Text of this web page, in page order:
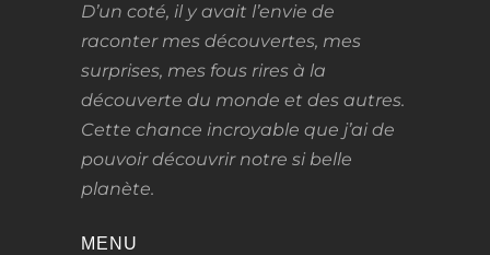
D’un coté, il y avait l’envie de
raconter mes découvertes, mes
surprises, mes fous rires à la
découverte du monde et des autres.
Cette chance incroyable que j’ai de
pouvoir découvrir notre si belle
planète.
MENU